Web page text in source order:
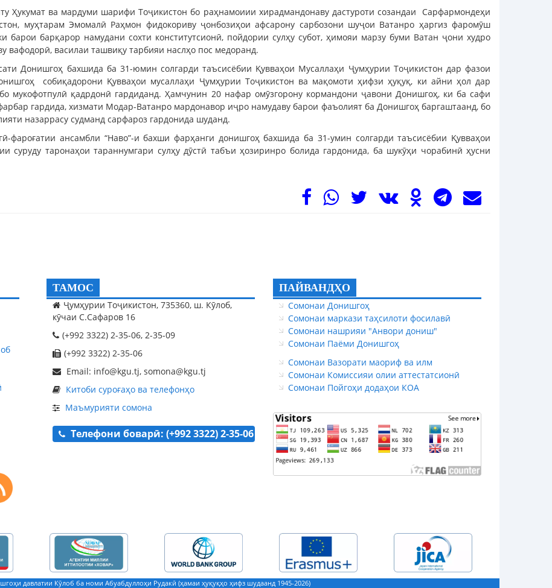
Ҳукумат ва мардуми шарифи Тоҷикистон бо раҳнамоиии хирадмандонаву дастуроти созандаи Сарфармондеҳи
муҳтарам Эмомалӣ Раҳмон фидокориву ҷонбозиҳои афсарону сарбозони шуҷои Ватанро ҳаргиз фаромӯш
барои барқарор намудани сохти конститутсионӣ, пойдории сулҳу субот, ҳимояи марзу буми Ватан ҷони худро
вафодорӣ, василаи ташвиқу тарбияи наслҳо пос медоранд.
Донишгоҳ бахшида ба 31-юмин солгарди таъсисёбии Қувваҳои Мусаллаҳи Ҷумҳурии Тоҷикистон дар фазои
собиқадорони Қувваҳои мусаллаҳи Ҷумҳурии Тоҷикистон ва мақомоти ҳифзи ҳуқуқ, ки айни ҳол дар
мукофотпулӣ қадрдонӣ гардиданд. Ҳамчунин 20 нафар омӯзгорону кормандони ҷавони Донишгоҳ, ки ба сафи
гардида, хизмати Модар-Ватанро мардонавор иҷро намудаву барои фаъолият ба Донишгоҳ баргаштаанд, бо
назаррасу судманд сарфароз гардонида шуданд.
фароғатии ансамбли “Наво”-и бахши фарҳанги донишгоҳ бахшида ба 31-умин солгарди таъсисёбии Қувваҳои
суруду таронаҳои тараннумгари сулҳу дӯстӣ табъи ҳозиринро болида гардонида, ба шукӯҳи чорабинӣ ҳусни
ТАМОС
Ҷумҳурии Тоҷикистон, 735360, ш. Кӯлоб,
кӯчаи С.Сафаров 16
(+992 3322) 2-35-06, 2-35-09
(+992 3322) 2-35-06
Email: info@kgu.tj, somona@kgu.tj
Китоби суроғаҳо ва телефонҳо
Маъмурияти сомона
Телефони боварӣ: (+992 3322) 2-35-06
ПАЙВАНДҲО
Сомонаи Донишгоҳ
Сомонаи маркази таҳсилоти фосилавӣ
Сомонаи нашрияи "Анвори дониш"
Сомонаи Паёми Донишгоҳ
Сомонаи Вазорати маориф ва илм
Сомонаи Комиссияи олии аттестатсионӣ
Сомонаи Пойгоҳи додаҳои КОА
давлатии Кӯлоб ба номи Абуабдуллоҳи Рудакӣ (ҳамаи ҳуқуқҳо ҳифз шудаанд 1945-2026)